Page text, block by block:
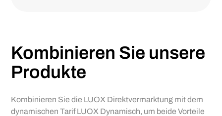
Kombinieren Sie unsere
Produkte
Kombinieren Sie die LUOX Direktvermarktung mit dem
dynamischen Tarif LUOX Dynamisch, um beide Vorteile